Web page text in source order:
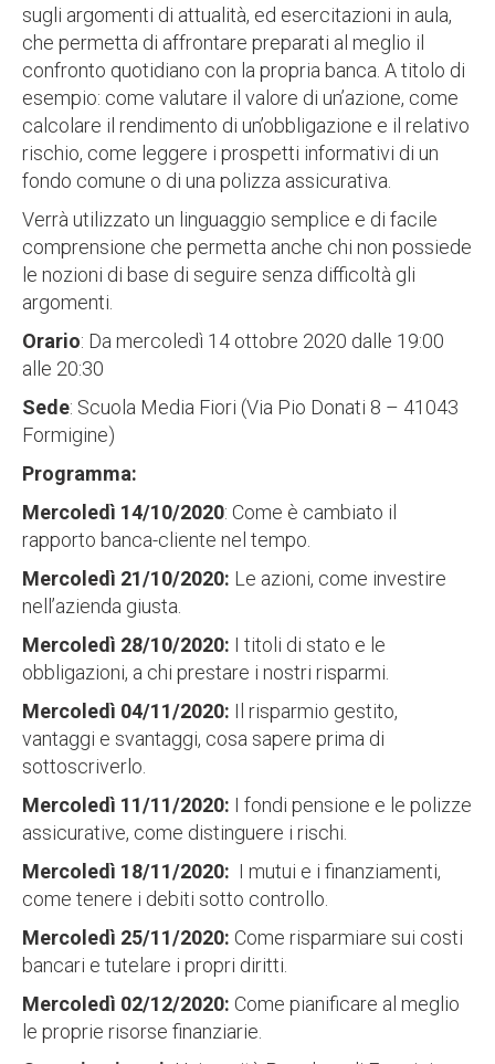
sugli argomenti di attualità, ed esercitazioni in aula,
che permetta di affrontare preparati al meglio il
confronto quotidiano con la propria banca. A titolo di
esempio: come valutare il valore di un’azione, come
calcolare il rendimento di un’obbligazione e il relativo
rischio, come leggere i prospetti informativi di un
fondo comune o di una polizza assicurativa.
Verrà utilizzato un linguaggio semplice e di facile
comprensione che permetta anche chi non possiede
le nozioni di base di seguire senza difficoltà gli
argomenti.
Orario: Da mercoledì 14 ottobre 2020 dalle 19:00
alle 20:30
Sede: Scuola Media Fiori (Via Pio Donati 8 – 41043
Formigine)
Programma:
Mercoledì 14/10/2020: Come è cambiato il
rapporto banca-cliente nel tempo.
Mercoledì 21/10/2020: Le azioni, come investire
nell’azienda giusta.
Mercoledì 28/10/2020: I titoli di stato e le
obbligazioni, a chi prestare i nostri risparmi.
Mercoledì 04/11/2020: Il risparmio gestito,
vantaggi e svantaggi, cosa sapere prima di
sottoscriverlo.
Mercoledì 11/11/2020: I fondi pensione e le polizze
assicurative, come distinguere i rischi.
Mercoledì 18/11/2020: I mutui e i finanziamenti,
come tenere i debiti sotto controllo.
Mercoledì 25/11/2020: Come risparmiare sui costi
bancari e tutelare i propri diritti.
Mercoledì 02/12/2020: Come pianificare al meglio
le proprie risorse finanziarie.